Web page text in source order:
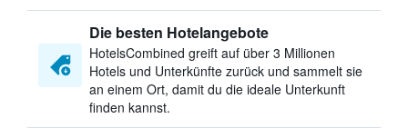
Die besten Hotelangebote
HotelsCombined greift auf über 3 Millionen
Hotels und Unterkünfte zurück und sammelt sie
an einem Ort, damit du die ideale Unterkunft
finden kannst.